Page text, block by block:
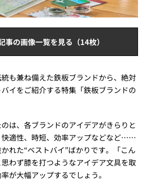
事の画像一覧を見る（14枚）
も兼ね備えた鉄板ブランドから、絶対
イをご紹介する特集「鉄板ブランドの
は、各ブランドのアイデアがきらりと
快適性、時短、効率アップなどなど……
れた“ベストバイ”ばかりです。「こん
わず膝を打つようなアイデア文具を取
が大幅アップするでしょう。